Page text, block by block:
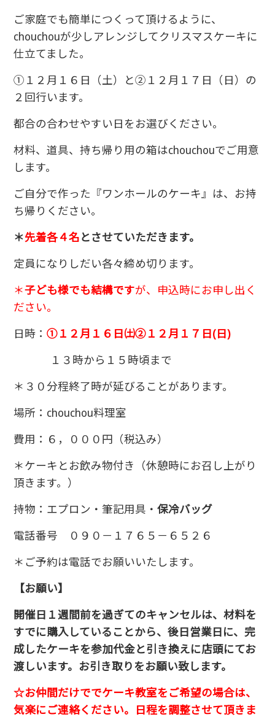
ご家庭でも簡単につくって頂けるように、
chouchouが少しアレンジしてクリスマスケーキに
仕立てました。
①１２月１６日（土）と②１２月１７日（日）の
２回行います。
都合の合わせやすい日をお選びください。
材料、道具、持ち帰り用の箱はchouchouでご用意
します。
ご自分で作った『ワンホールのケーキ』は、お持
ち帰りください。
＊先着各４名 とさせていただきます。
定員になりしだい各々締め切ります。
＊子ども様でも結構ですが、申込時にお申し出く
ださい。
日時：①１２月１６日㈯②１２月１７日(日)
１３時から１５時頃まで
＊３０分程終了時が延びることがあります。
場所：chouchou料理室
費用：６，０００円（税込み）
＊ケーキとお飲み物付き（休憩時にお召し上がり
頂きます。）
持物：エプロン・筆記用具・保冷バッグ
電話番号 ０９０－１７６５－６５２６
＊ご予約は電話でお願いいたします。
【お願い】
開催日１週間前を過ぎてのキャンセルは、材料を
すでに購入していることから、後日営業日に、完
成したケーキを参加代金と引き換えに店頭にてお
渡しいます。お引き取りをお願い致します。
☆お仲間だけででケーキ教室をご希望の場合は、
気楽にご連絡ください。日程を調整させて頂きま